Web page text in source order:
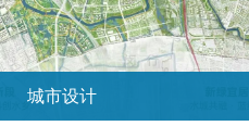
城市设计